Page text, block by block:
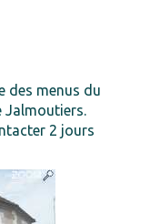
des menus du
Jalmoutiers.
2 jours